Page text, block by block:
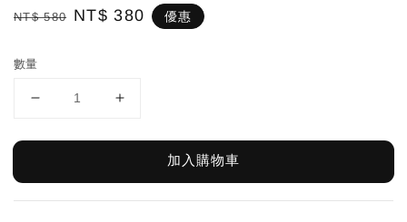
Regular
NT$ 580 Sale
NT$ 380 優惠
數量
加入購物車